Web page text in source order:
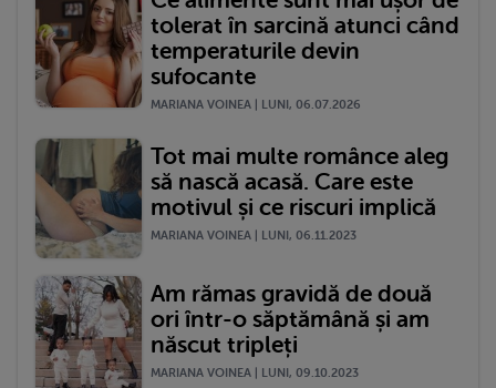
tolerat în sarcină atunci când
temperaturile devin
sufocante
MARIANA VOINEA | LUNI, 06.07.2026
Tot mai multe românce aleg
să nască acasă. Care este
motivul și ce riscuri implică
MARIANA VOINEA | LUNI, 06.11.2023
Am rămas gravidă de două
ori într-o săptămână și am
născut tripleți
MARIANA VOINEA | LUNI, 09.10.2023